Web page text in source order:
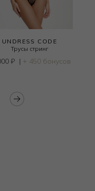
UNDRESS CODE
Трусы стринг
₽ | + 450 бонусов